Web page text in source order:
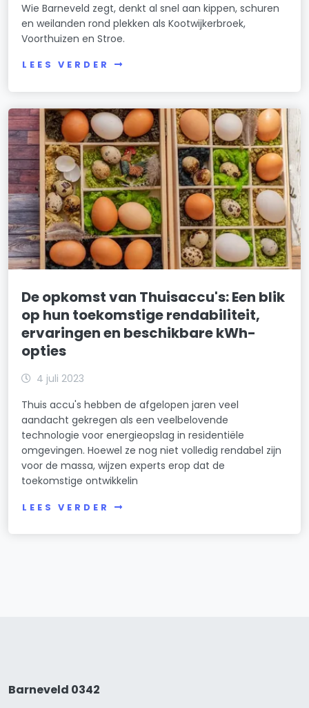
Wie Barneveld zegt, denkt al snel aan kippen, schuren
en weilanden rond plekken als Kootwijkerbroek,
Voorthuizen en Stroe.
LEES VERDER
De opkomst van Thuisaccu's: Een blik
op hun toekomstige rendabiliteit,
ervaringen en beschikbare kWh-
opties
4 juli 2023
Thuis accu's hebben de afgelopen jaren veel
aandacht gekregen als een veelbelovende
technologie voor energieopslag in residentiële
omgevingen. Hoewel ze nog niet volledig rendabel zijn
voor de massa, wijzen experts erop dat de
toekomstige ontwikkelin
LEES VERDER
Barneveld 0342